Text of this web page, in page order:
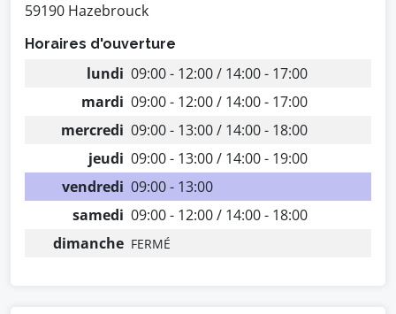
59190 Hazebrouck
Horaires d'ouverture
lundi 09:00 - 12:00 / 14:00 - 17:00
mardi 09:00 - 12:00 / 14:00 - 17:00
mercredi 09:00 - 13:00 / 14:00 - 18:00
jeudi 09:00 - 13:00 / 14:00 - 19:00
vendredi 09:00 - 13:00
samedi 09:00 - 12:00 / 14:00 - 18:00
dimanche FERMÉ